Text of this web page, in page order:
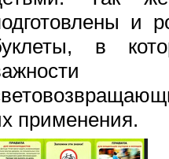
и
в
применения.